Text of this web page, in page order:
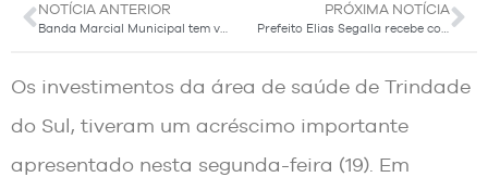
NOTÍCIA ANTERIOR PRÓXIMA NOTÍCIA
Os investimentos da área de saúde de Trindade
do Sul, tiveram um acréscimo importante
apresentado nesta segunda-feira (19). Em